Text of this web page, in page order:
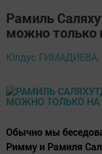
Рамиль
можно только
Юлдус ГИМАДИЕВА,
Обычно мы
Римму и Рамиля